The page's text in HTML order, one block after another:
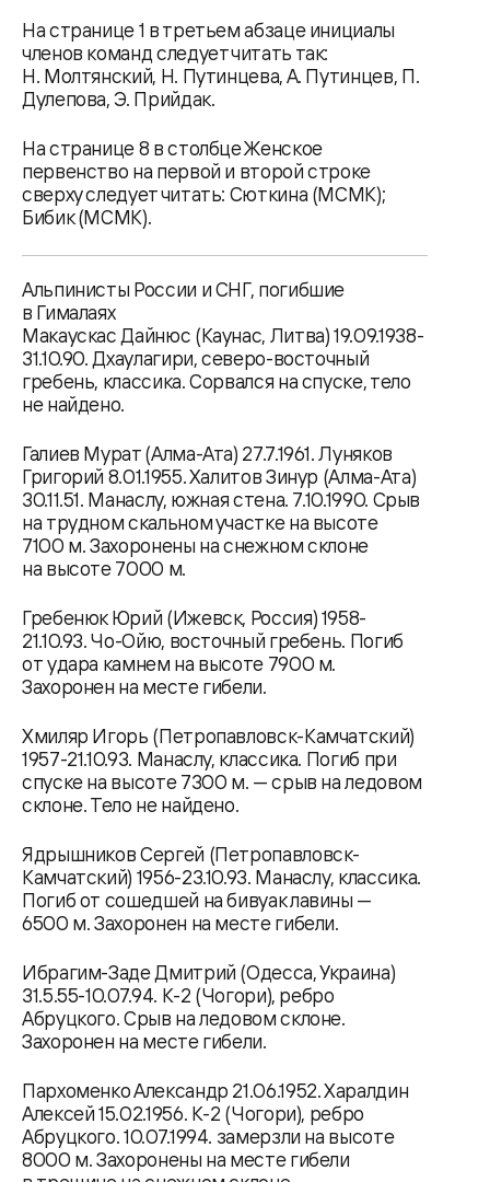
На странице 1 в третьем абзаце инициалы
членов команд следует читать так:
Н. Молтянский, Н. Путинцева, А. Путинцев, П.
Дулепова, Э. Прийдак.
На странице 8 в столбце Женское
первенство на первой и второй строке
сверху следует читать: Сюткина (МСМК);
Бибик (МСМК).
Альпинисты России и СНГ, погибшие
в Гималаях
Макаускас Дайнюс (Каунас, Литва) 19.09.1938-
31.10.90. Дхаулагири, северо-восточный
гребень, классика. Сорвался на спуске, тело
не найдено.
Галиев Мурат (Алма-Ата) 27.7.1961. Луняков
Григорий 8.01.1955. Халитов Зинур (Алма-Ата)
30.11.51. Манаслу, южная стена. 7.10.1990. Срыв
на трудном скальном участке на высоте
7100 м. Захоронены на снежном склоне
на высоте 7000 м.
Гребенюк Юрий (Ижевск, Россия) 1958-
21.10.93. Чо-Ойю, восточный гребень. Погиб
от удара камнем на высоте 7900 м.
Захоронен на месте гибели.
Хмиляр Игорь (Петропавловск-Камчатский)
1957-21.10.93. Манаслу, классика. Погиб при
спуске на высоте 7300 м. — срыв на ледовом
склоне. Тело не найдено.
Ядрышников Сергей (Петропавловск-
Камчатский) 1956-23.10.93. Манаслу, классика.
Погиб от сошедшей на бивуак лавины —
6500 м. Захоронен на месте гибели.
Ибрагим-Заде Дмитрий (Одесса, Украина)
31.5.55-10.07.94. К-2 (Чогори), ребро
Абруцкого. Срыв на ледовом склоне.
Захоронен на месте гибели.
Пархоменко Александр 21.06.1952. Харалдин
Алексей 15.02.1956. К-2 (Чогори), ребро
Абруцкого. 10.07.1994. замерзли на высоте
8000 м. Захоронены на месте гибели